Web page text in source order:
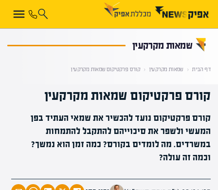
שמאות מקרקעין
דף הבית ‹ שמאות מקרקעין ‹ קורס פרקטיקום שמאות מקרקעין
קורס פרקטיקום שמאות מקרקעין
קורס פרקטיקום נועד להכשיר את שמאי העתיד בפן
המעשי ולשפר את סיכוייהם להתקבל להתמחות
במשרדים. מה לומדים בקורס? כמה זמן הוא נמשך?
וכמה זה עולה?